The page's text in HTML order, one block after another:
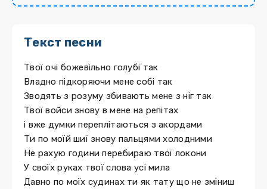
Текст песни
Твої очі божевільно голубі так
Владно підкоряючи мене собі так
Зводять з розуму збивають мене з ніг так
Твої войси знову в мене на репітах
і вже думки переплітаються з акордами
Ти по моїй шиї знову пальцями холодними
Не рахую години перебираю твої локони
У своїх руках твої слова усі мила
Давно по моїх судинах ти як тату що не зміниш